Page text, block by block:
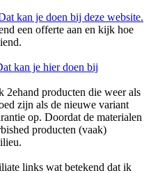
kan je doen bij deze website.
een offerte aan en kijk hoe
kan je hier doen bij
producten die weer als
zijn als de nieuwe variant
op. Doordat de materialen
producten (vaak)
links wat betekend dat ik